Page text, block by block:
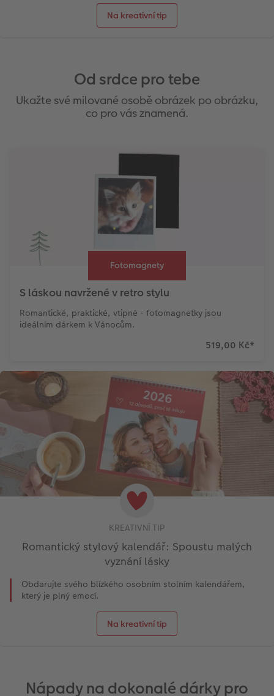
Na kreativní tip
Od srdce pro tebe
Ukažte své milované osobě obrázek po obrázku,
co pro vás znamená.
Fotomagnety
S láskou navržené v retro stylu
Romantické, praktické, vtipné - fotomagnetky jsou
ideálním dárkem k Vánocům.
519,00 Kč*
KREATIVNÍ TIP
Romantický stylový kalendář: Spoustu malých
vyznání lásky
Obdarujte svého blízkého osobním stolním kalendářem,
který je plný emocí.
Na kreativní tip
Nápady na dokonalé dárky pro